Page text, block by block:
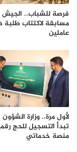
فرصة للشباب..
مسابقة لاكتتاب طلبة
عاملين
لأول مرة.. وزارة الشؤون
تبدأ التسجيل للحج
منصة خدماتي